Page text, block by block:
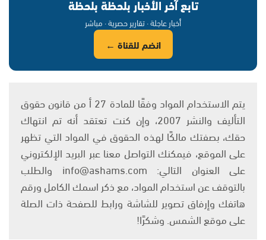
تابع آخر الأخبار بلحظة بلحظة
أخبار عاجلة · تقارير حصرية · مباشر
انضم للقناة ←
يتم الاستخدام المواد وفقًا للمادة 27 أ من قانون حقوق
التأليف والنشر 2007، وإن كنت تعتقد أنه تم انتهاك
حقك، بصفتك مالكًا لهذه الحقوق في المواد التي تظهر
على الموقع، فيمكنك التواصل معنا عبر البريد الإلكتروني
على العنوان التالي: info@ashams.com والطلب
بالتوقف عن استخدام المواد، مع ذكر اسمك الكامل ورقم
هاتفك وإرفاق تصوير للشاشة ورابط للصفحة ذات الصلة
على موقع الشمس. وشكرًا!